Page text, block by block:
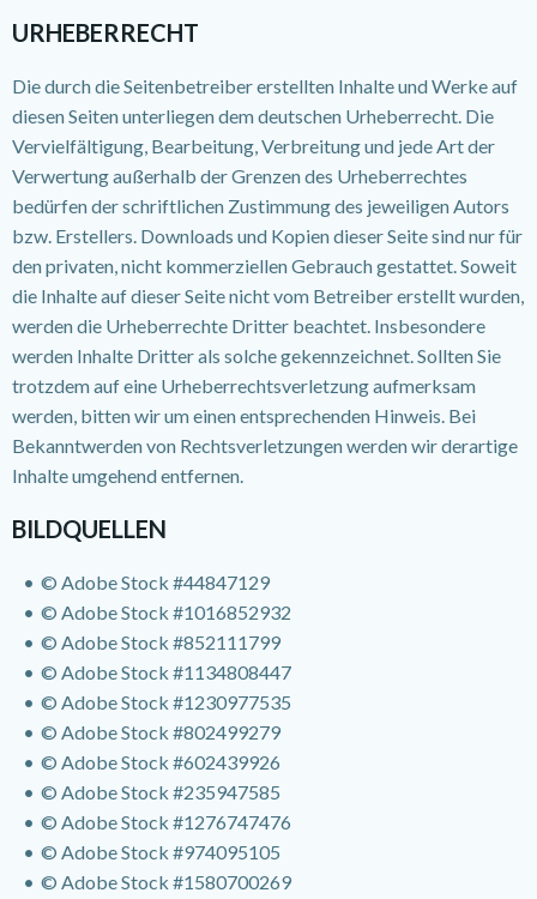
URHEBERRECHT
Die durch die Seitenbetreiber erstellten Inhalte und Werke auf
diesen Seiten unterliegen dem deutschen Urheberrecht. Die
Vervielfältigung, Bearbeitung, Verbreitung und jede Art der
Verwertung außerhalb der Grenzen des Urheberrechtes
bedürfen der schriftlichen Zustimmung des jeweiligen Autors
bzw. Erstellers. Downloads und Kopien dieser Seite sind nur für
den privaten, nicht kommerziellen Gebrauch gestattet. Soweit
die Inhalte auf dieser Seite nicht vom Betreiber erstellt wurden,
werden die Urheberrechte Dritter beachtet. Insbesondere
werden Inhalte Dritter als solche gekennzeichnet. Sollten Sie
trotzdem auf eine Urheberrechtsverletzung aufmerksam
werden, bitten wir um einen entsprechenden Hinweis. Bei
Bekanntwerden von Rechtsverletzungen werden wir derartige
Inhalte umgehend entfernen.
BILDQUELLEN
© Adobe Stock #44847129
© Adobe Stock #1016852932
© Adobe Stock #852111799
© Adobe Stock #1134808447
© Adobe Stock #1230977535
© Adobe Stock #802499279
© Adobe Stock #602439926
© Adobe Stock #235947585
© Adobe Stock #1276747476
© Adobe Stock #974095105
© Adobe Stock #1580700269